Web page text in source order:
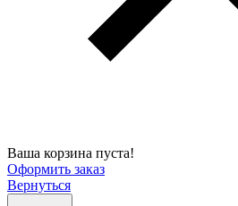
Ваша корзина пуста!
Оформить заказ
Вернуться